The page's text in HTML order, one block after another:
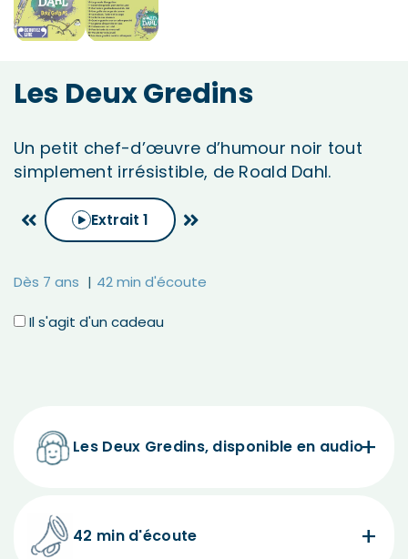
Les Deux Gredins
Un petit chef-d’œuvre d’humour noir tout
simplement irrésistible, de Roald Dahl.
Extrait 1
Dès 7 ans 42 min d'écoute
Il s'agit d'un cadeau
Les Deux Gredins, disponible en audio
42 min d'écoute